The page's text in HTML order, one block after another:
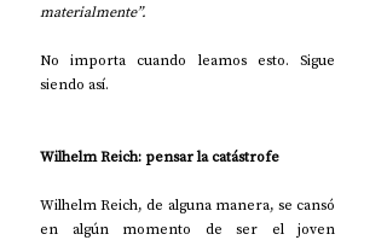
materialmente”.
No importa cuando leamos esto. Sigue
siendo así.
Wilhelm Reich: pensar la catástrofe
Wilhelm Reich, de alguna manera, se cansó
en algún momento de ser el joven